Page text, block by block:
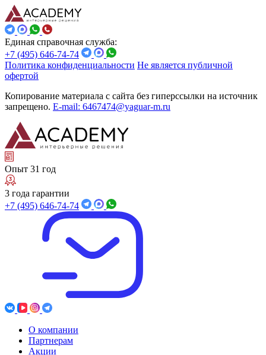
Единая справочная служба:
+7 (495) 646-74-74
Политика конфиденциальности Не является публичной
офертой
Копирование материала с сайта без гиперссылки на источник
запрещено. E-mail: 6467474@yaguar-m.ru
Опыт 31 год
3 года гарантии
+7 (495) 646-74-74
О компании
Партнерам
Акции